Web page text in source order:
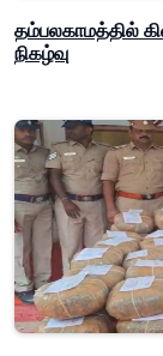
தம்பலகாமத்தில்
நிகழ்வு